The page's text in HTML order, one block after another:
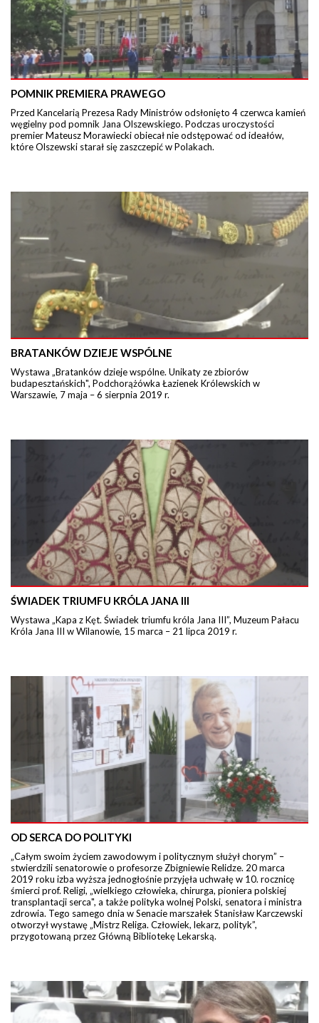
POMNIK PREMIERA PRAWEGO
Przed Kancelarią Prezesa Rady Ministrów odsłonięto 4 czerwca kamień
węgielny pod pomnik Jana Olszewskiego. Podczas uroczystości
premier Mateusz Morawiecki obiecał nie odstępować od ideałów,
które Olszewski starał się zaszczepić w Polakach.
BRATANKÓW DZIEJE WSPÓLNE
Wystawa „Bratanków dzieje wspólne. Unikaty ze zbiorów
budapesztańskich", Podchorążówka Łazienek Królewskich w
Warszawie, 7 maja – 6 sierpnia 2019 r.
ŚWIADEK TRIUMFU KRÓLA JANA III
Wystawa „Kapa z Kęt. Świadek triumfu króla Jana III”, Muzeum Pałacu
Króla Jana III w Wilanowie, 15 marca – 21 lipca 2019 r.
OD SERCA DO POLITYKI
„Całym swoim życiem zawodowym i politycznym służył chorym” –
stwierdzili senatorowie o profesorze Zbigniewie Relidze. 20 marca
2019 roku izba wyższa jednogłośnie przyjęła uchwałę w 10. rocznicę
śmierci prof. Religi, „wielkiego człowieka, chirurga, pioniera polskiej
transplantacji serca", a także polityka wolnej Polski, senatora i ministra
zdrowia. Tego samego dnia w Senacie marszałek Stanisław Karczewski
otworzył wystawę „Mistrz Religa. Człowiek, lekarz, polityk”,
przygotowaną przez Główną Bibliotekę Lekarską.